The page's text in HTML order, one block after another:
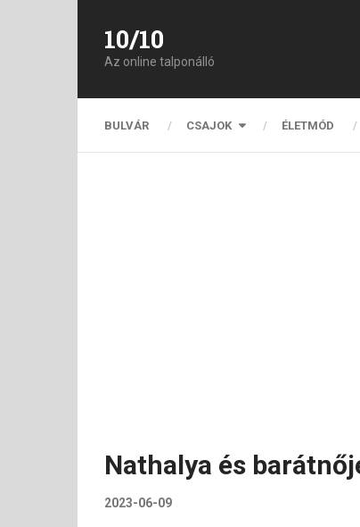
10/10
Az online talponálló
BULVÁR CSAJOK ÉLETMÓD
Nathalya és
2023-06-09